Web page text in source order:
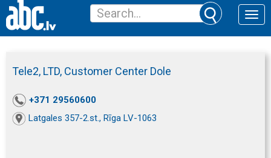
Toggle
Tele2, LTD, Customer Center Dole
+371 29560600
Latgales 357-2.st., Rīga LV-1063